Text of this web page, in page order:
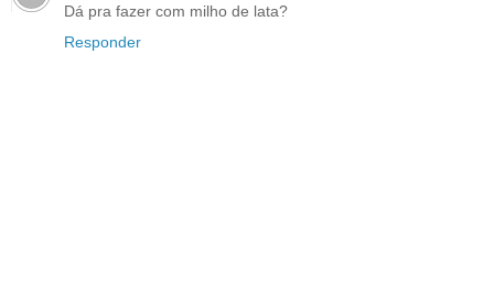
Dá pra fazer com milho de lata?
Responder